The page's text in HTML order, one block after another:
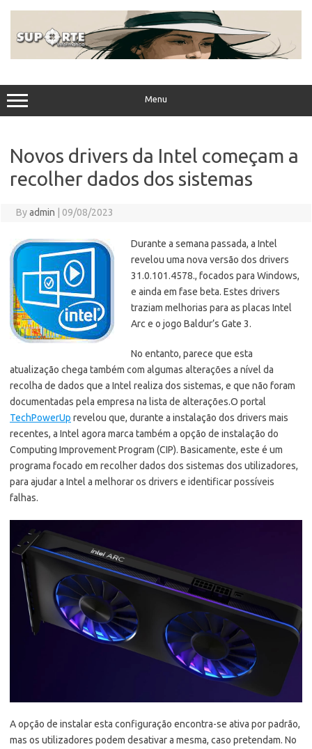
Menu
Novos drivers da Intel começam a
recolher dados dos sistemas
Byadmin 09/08/2023
Durante a semana passada, a Intel
revelou uma nova versão dos drivers
31.0.101.4578., focados para Windows,
e ainda em fase beta. Estes drivers
traziam melhorias para as placas Intel
Arc e o jogo Baldur’s Gate 3.
No entanto, parece que esta
atualização chega também com algumas alterações a nível da
recolha de dados que a Intel realiza dos sistemas, e que não foram
documentadas pela empresa na lista de alterações.O portal
TechPowerUp revelou que, durante a instalação dos drivers mais
recentes, a Intel agora marca também a opção de instalação do
Computing Improvement Program (CIP). Basicamente, este é um
programa focado em recolher dados dos sistemas dos utilizadores,
para ajudar a Intel a melhorar os drivers e identificar possíveis
falhas.
A opção de instalar esta configuração encontra-se ativa por padrão,
mas os utilizadores podem desativar a mesma, caso pretendam. No